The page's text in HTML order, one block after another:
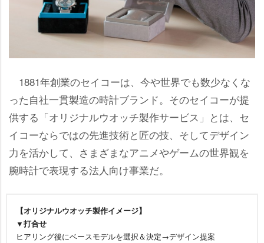
1881年創業のセイコーは、今や世界でも数少なくな
った自社一貫製造の時計ブランド。そのセイコーが提
供する「オリジナルウオッチ製作サービス」とは、セ
イコーならではの先進技術と匠の技、そしてデザイン
力を活かして、さまざまなアニメやゲームの世界観を
腕時計で表現する法人向け事業だ。
【オリジナルウオッチ製作イメージ】
▼打合せ
ヒアリング後にベースモデルを選択＆決定→デザイン提案